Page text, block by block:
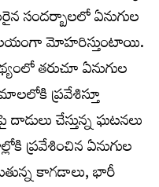
సందర్బాలలో ఏనుగుల
వలయంగా మోహరిస్తుంటాయి.
తరుచూ ఏనుగుల
ప్రవేశిస్తూ
చేస్తున్న ఘటనలు
ప్రవేశించిన ఏనుగుల
కాగడాలు, భారీ